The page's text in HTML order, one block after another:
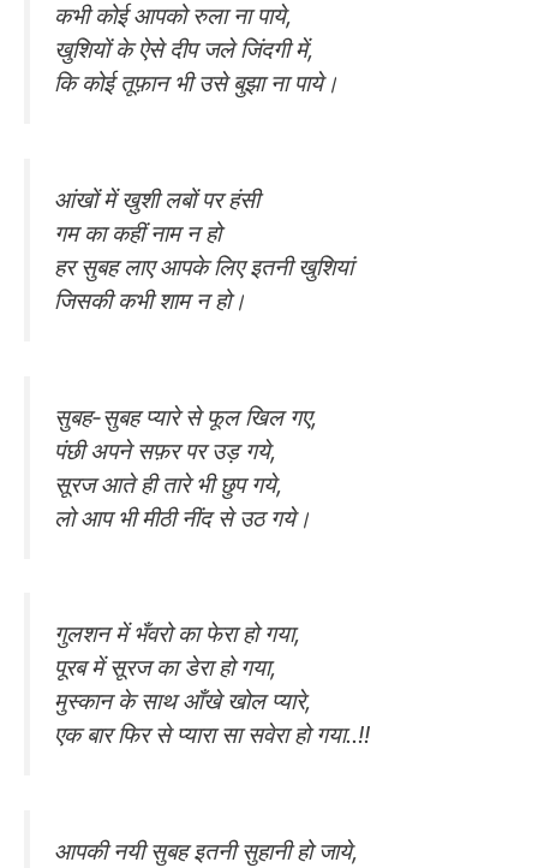
कभी कोई आपको रुला ना पाये,
खुशियों के ऐसे दीप जले जिंदगी में,
कि कोई तूफ़ान भी उसे बुझा ना पाये।
आंखों में खुशी लबों पर हंसी
गम का कहीं नाम न हो
हर सुबह लाए आपके लिए इतनी खुशियां
जिसकी कभी शाम न हो।
सुबह-सुबह प्यारे से फूल खिल गए,
पंछी अपने सफ़र पर उड़ गये,
सूरज आते ही तारे भी छुप गये,
लो आप भी मीठी नींद से उठ गये।
गुलशन में भँवरो का फेरा हो गया,
पूरब में सूरज का डेरा हो गया,
मुस्कान के साथ आँखे खोल प्यारे,
एक बार फिर से प्यारा सा सवेरा हो गया..!!
आपकी नयी सुबह इतनी सुहानी हो जाये,